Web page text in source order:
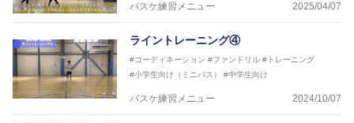
バスケ練習メニュー 2025/04/07
ライントレーニング④
#コーディネーション #ファンドリル #トレーニング
#小学生向け（ミニバス）
#中学生向け
バスケ練習メニュー 2024/10/07